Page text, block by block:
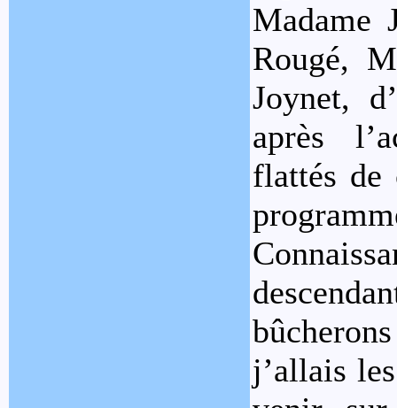
Madame
Rougé,
Joynet,
après
flattés de
j’allais